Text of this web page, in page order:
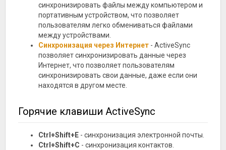
синхронизировать файлы между компьютером и
портативным устройством, что позволяет
пользователям легко обмениваться файлами
между устройствами.
Синхронизация через Интернет - ActiveSync
позволяет синхронизировать данные через
Интернет, что позволяет пользователям
синхронизировать свои данные, даже если они
находятся в другом месте.
Горячие клавиши ActiveSync
Ctrl+Shift+E - синхронизация электронной почты.
Ctrl+Shift+C - синхронизация контактов.